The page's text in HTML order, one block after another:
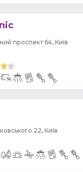
Повіртрофлотский проспект 64, Київ
22, Київ